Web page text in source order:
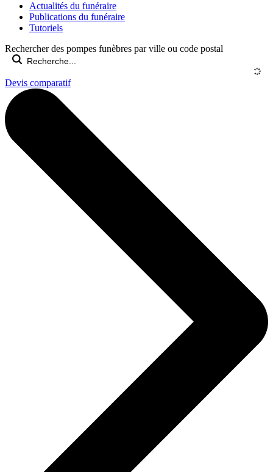
Actualités du funéraire
Publications du funéraire
Tutoriels
Rechercher des pompes funèbres par ville ou code postal
Devis comparatif